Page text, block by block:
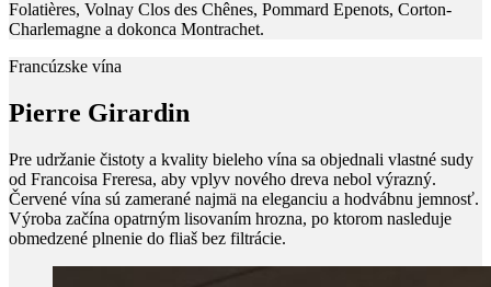
Folatières, Volnay Clos des Chênes, Pommard Epenots, Corton-
Charlemagne a dokonca Montrachet.
Francúzske vína
Pierre Girardin
Pre udržanie čistoty a kvality bieleho vína sa objednali vlastné sudy
od Francoisa Freresa, aby vplyv nového dreva nebol výrazný.
Červené vína sú zamerané najmä na eleganciu a hodvábnu jemnosť.
Výroba začína opatrným lisovaním hrozna, po ktorom nasleduje
obmedzené plnenie do fliaš bez filtrácie.